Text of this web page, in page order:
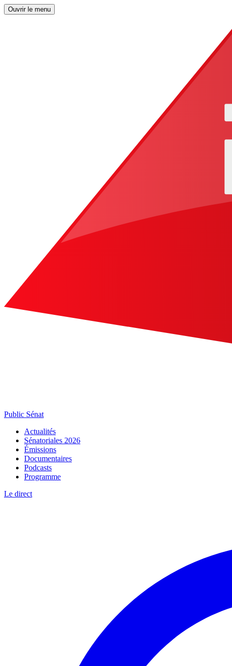
Ouvrir le menu
Public Sénat
Actualités
Sénatoriales 2026
Émissions
Documentaires
Podcasts
Programme
Le direct